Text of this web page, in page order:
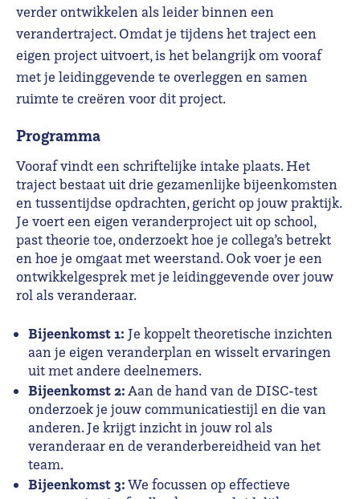
verder ontwikkelen als leider binnen een
verandertraject. Omdat je tijdens het traject een
eigen project uitvoert, is het belangrijk om vooraf
met je leidinggevende te overleggen en samen
ruimte te creëren voor dit project.
Programma
Vooraf vindt een schriftelijke intake plaats. Het
traject bestaat uit drie gezamenlijke bijeenkomsten
en tussentijdse opdrachten, gericht op jouw praktijk.
Je voert een eigen veranderproject uit op school,
past theorie toe, onderzoekt hoe je collega’s betrekt
en hoe je omgaat met weerstand. Ook voer je een
ontwikkelgesprek met je leidinggevende over jouw
rol als veranderaar.
Bijeenkomst 1: Je koppelt theoretische inzichten
aan je eigen veranderplan en wisselt ervaringen
uit met andere deelnemers.
Bijeenkomst 2:Aan de hand van de DISC-test
onderzoek je jouw communicatiestijl en die van
anderen. Je krijgt inzicht in jouw rol als
veranderaar en de veranderbereidheid van het
team.
Bijeenkomst 3:We focussen op effectieve